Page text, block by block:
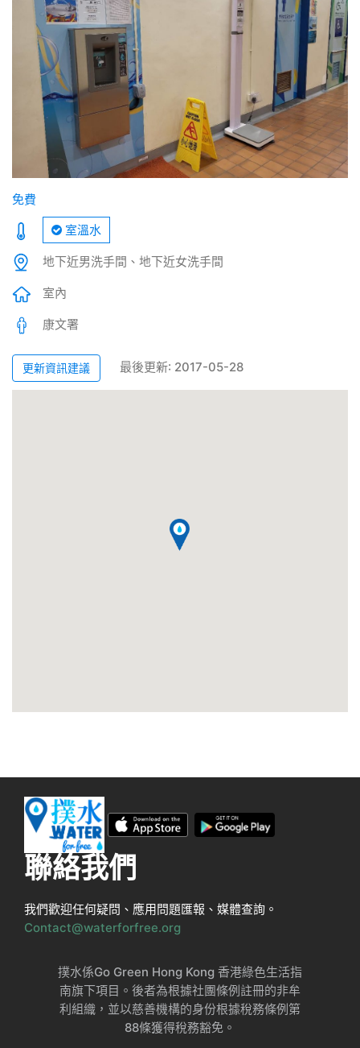
免費
室溫水
地下近男洗手間、地下近女洗手間
室內
康文署
更新資訊建議 最後更新: 2017-05-28
聯絡我們
我們歡迎任何疑問、應用問題匯報、媒體查詢。
Contact@waterforfree.org
撲水係Go Green Hong Kong 香港綠色生活指
南旗下項目。後者為根據社團條例註冊的非牟
利組織，並以慈善機構的身份根據稅務條例第
88條獲得稅務豁免。